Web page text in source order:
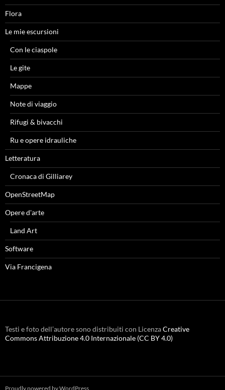
Flora
Le mie escursioni
Con le ciaspole
Le gite
Mappe
Note di viaggio
Rifugi & bivacchi
Ru e opere idrauliche
Letteratura
Cronaca di Gilliarey
OpenStreetMap
Opere d'arte
Land Art
Software
Via Francigena
Testi e foto dell’autore sono distribuiti con LicenzaCreative
Commons Attribuzione 4.0 Internazionale (CC BY 4.0)
Proudly powered by WordPress